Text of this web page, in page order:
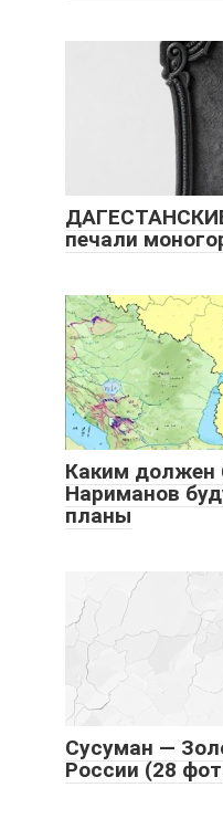
печали
Каким должен
Нариманов
планы
Сусуман —
России (28